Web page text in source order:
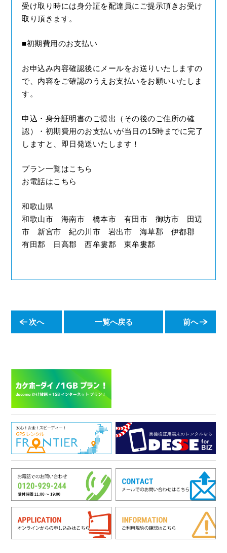
受け取り時には身分証を配達員にご提示頂きお受け
取り頂きます。
■初期費用のお支払い
お申込み内容確認後にメールをお送りいたしますの
で、内容をご確認のうえお支払いをお願いいたしま
す。
申込・身分証明書のご提出（その後のご住所の確
認）・初期費用のお支払いが当日の15時までに完了
しますと、即日発送いたします！
プラン一覧はこちら
お電話はこちら
和歌山県
和歌山市 海南市 橋本市 有田市 御坊市 田辺
市 新宮市 紀の川市 岩出市 海草郡 伊都郡
有田郡 日高郡 西牟婁郡 東牟婁郡
次へ 一覧へ戻る 前へ